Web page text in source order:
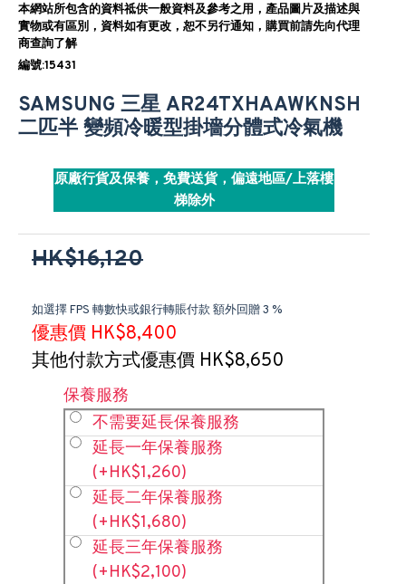
本網站所包含的資料祗供一般資料及參考之用，產品圖片及描述與
實物或有區別，資料如有更改，恕不另行通知，購買前請先向代理
商查詢了解
編號:15431
SAMSUNG 三星 AR24TXHAAWKNSH
二匹半 變頻冷暖型掛墻分體式冷氣機
原廠行貨及保養，免費送貨，偏遠地區/上落樓
梯除外
HK$16,120
如選擇 FPS 轉數快或銀行轉賬付款 額外回贈 3 %
優惠價 HK$8,400
其他付款方式優惠價 HK$8,650
保養服務
不需要延長保養服務
延長一年保養服務
(+HK$1,260)
延長二年保養服務
(+HK$1,680)
延長三年保養服務
(+HK$2,100)